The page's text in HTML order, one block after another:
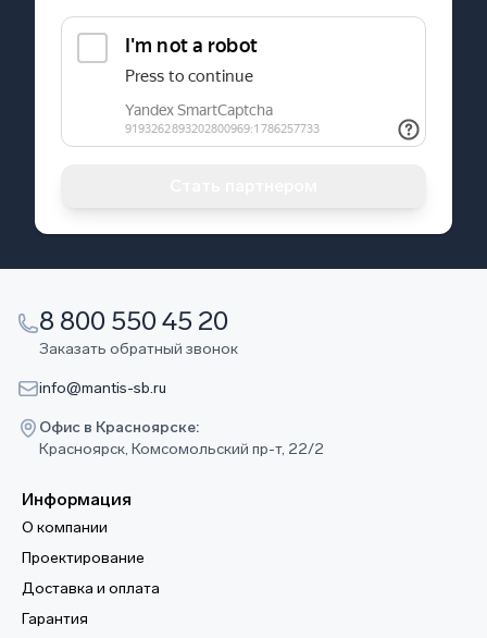
8 800 550 45 20
Заказать обратный звонок
info@mantis-sb.ru
Офис в Красноярске:
Красноярск, Комсомольский пр-т, 22/2
Информация
О компании
Проектирование
Доставка и оплата
Гарантия